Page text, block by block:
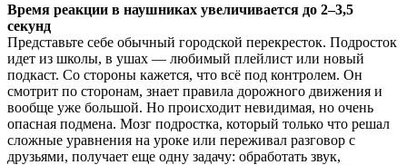
Время реакции в наушниках увеличивается до 2–3,5
секунд
Представьте себе обычный городской перекресток. Подросток
идет из школы, в ушах — любимый плейлист или новый
подкаст. Со стороны кажется, что всё под контролем. Он
смотрит по сторонам, знает правила дорожного движения и
вообще уже большой. Но происходит невидимая, но очень
опасная подмена. Мозг подростка, который только что решал
сложные уравнения на уроке или переживал разговор с
друзьями, получает еще одну задачу: обработать звук,